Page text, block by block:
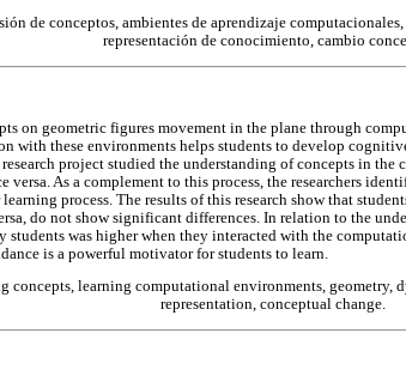
de conceptos, ambientes de aprendizaje
representación de conocimiento, cambio
on geometric figures movement in the plane through
with these environments helps students to develop
project studied the understanding of concepts in
versa. As a complement to this process, the researchers
process. The results of this research show that
do not show significant differences. In relation to the
students was higher when they interacted with the
is a powerful motivator for students to learn.
concepts, learning computational environments,
representation, conceptual change.